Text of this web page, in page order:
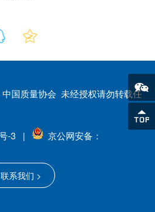
国质量协会 未经授权请勿转载任
号-3 |
京公网安备：
联系我们 >